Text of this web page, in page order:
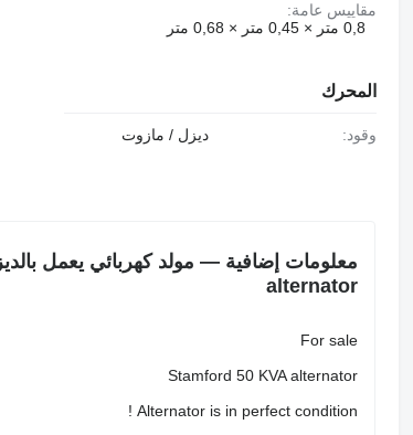
مقاييس عامة:
0,8 متر × 0,45 متر × 0,68 متر
المحرك
وقود: ديزل / مازوت
alternator
For sale
Stamford 50 KVA alternator
Alternator is in perfect condition !